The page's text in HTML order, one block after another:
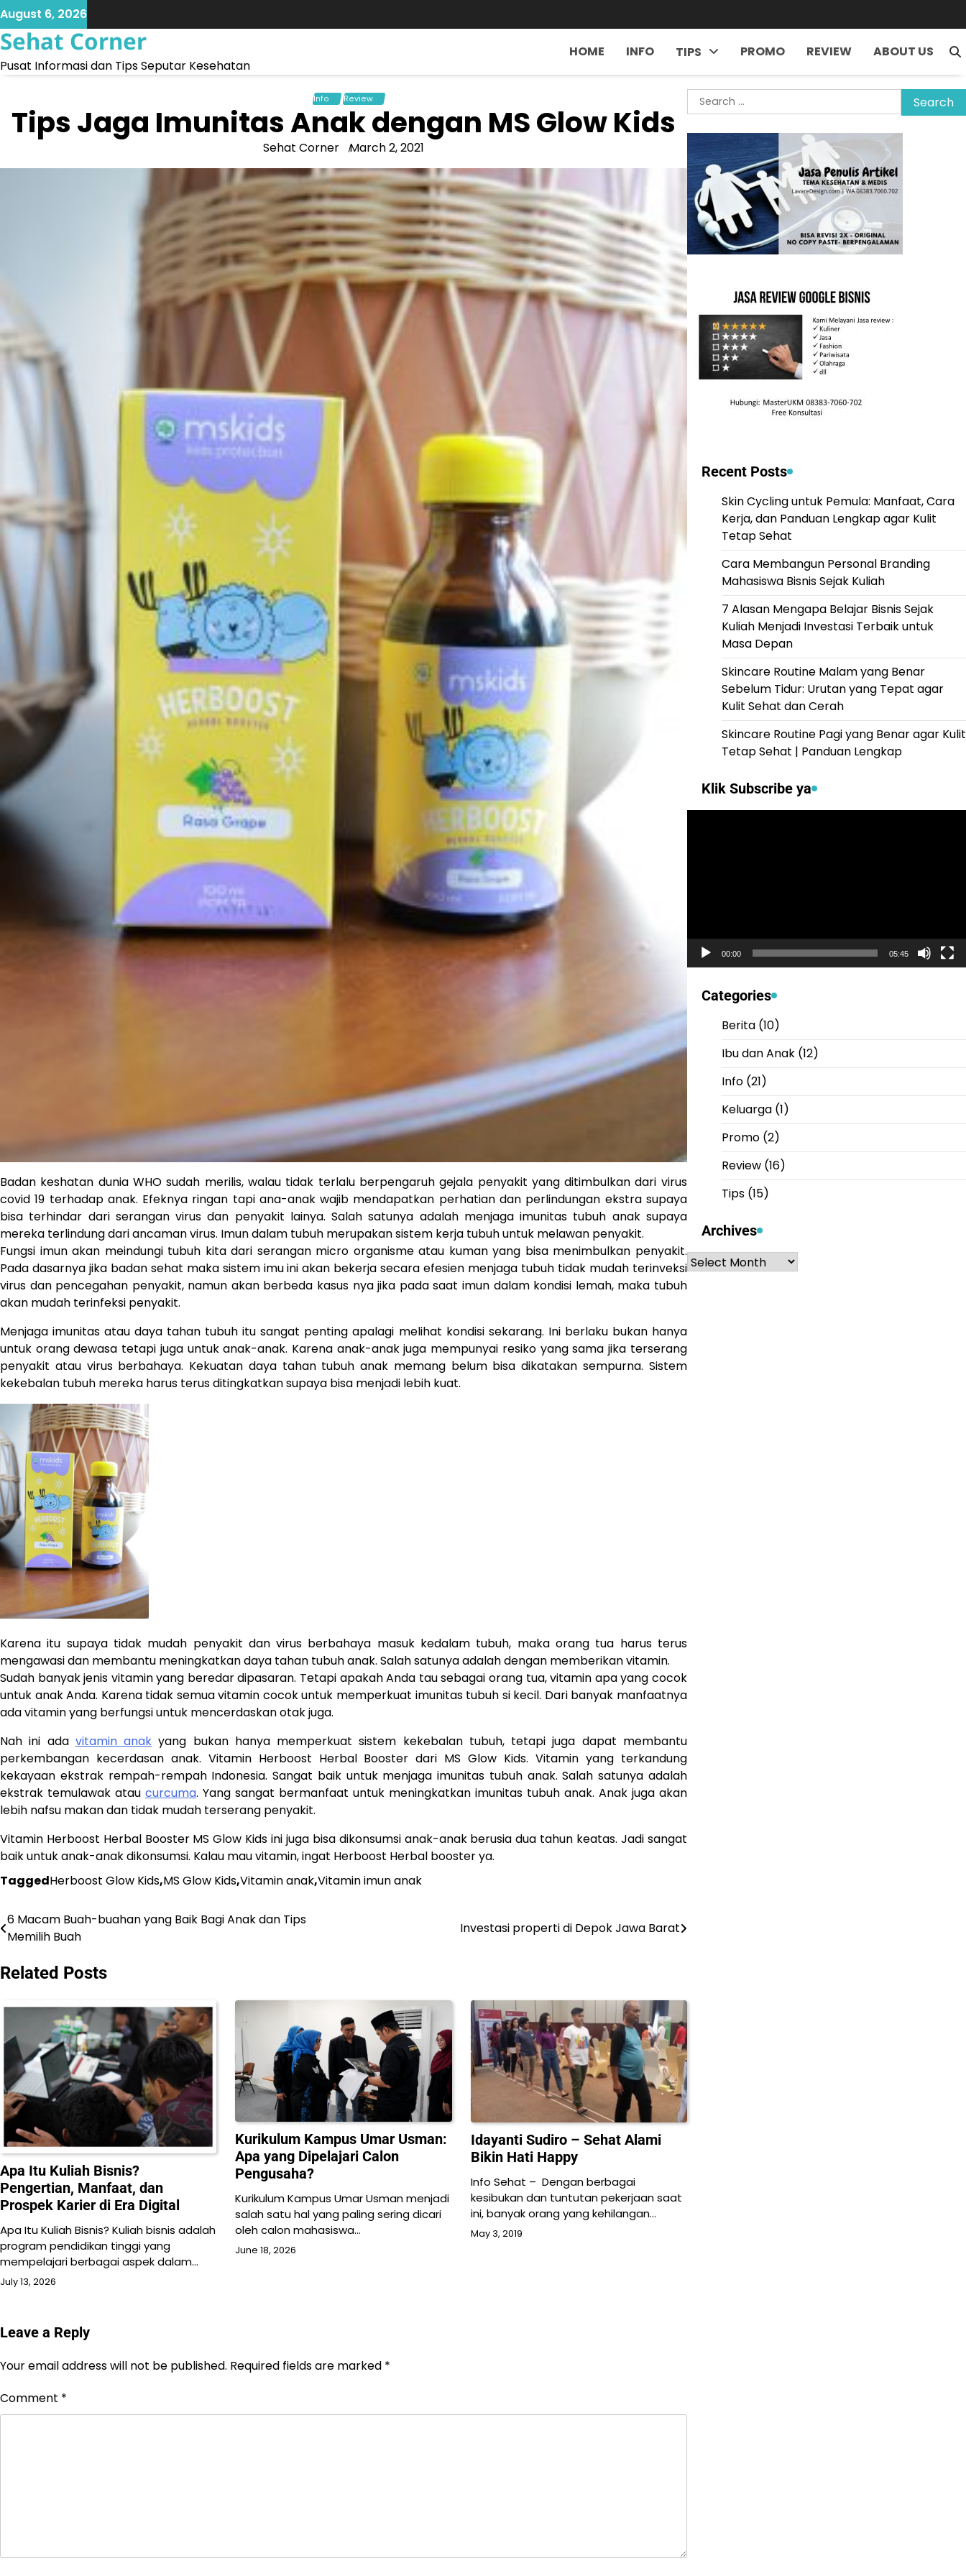
Skip
to
content
August 6, 2026
Sehat Corner
Pusat Informasi dan Tips Seputar Kesehatan
HOME INFO TIPS PROMO REVIEW ABOUT US
Info Review
Tips Jaga Imunitas Anak dengan MS Glow Kids
Sehat Corner March 2, 2021
Badan keshatan dunia WHO sudah merilis, walau tidak terlalu berpengaruh gejala penyakit yang ditimbulkan dari virus
covid 19 terhadap anak. Efeknya ringan tapi ana-anak wajib mendapatkan perhatian dan perlindungan ekstra supaya
bisa terhindar dari serangan virus dan penyakit lainya. Salah satunya adalah menjaga imunitas tubuh anak supaya
mereka terlindung dari ancaman virus. Imun dalam tubuh merupakan sistem kerja tubuh untuk melawan penyakit.
Fungsi imun akan meindungi tubuh kita dari serangan micro organisme atau kuman yang bisa menimbulkan penyakit.
Pada dasarnya jika badan sehat maka sistem imu ini akan bekerja secara efesien menjaga tubuh tidak mudah terinveksi
virus dan pencegahan penyakit, namun akan berbeda kasus nya jika pada saat imun dalam kondisi lemah, maka tubuh
akan mudah terinfeksi penyakit.
Menjaga imunitas atau daya tahan tubuh itu sangat penting apalagi melihat kondisi sekarang. Ini berlaku bukan hanya
untuk orang dewasa tetapi juga untuk anak-anak. Karena anak-anak juga mempunyai resiko yang sama jika terserang
penyakit atau virus berbahaya. Kekuatan daya tahan tubuh anak memang belum bisa dikatakan sempurna. Sistem
kekebalan tubuh mereka harus terus ditingkatkan supaya bisa menjadi lebih kuat.
Karena itu supaya tidak mudah penyakit dan virus berbahaya masuk kedalam tubuh, maka orang tua harus terus
mengawasi dan membantu meningkatkan daya tahan tubuh anak. Salah satunya adalah dengan memberikan vitamin.
Sudah banyak jenis vitamin yang beredar dipasaran. Tetapi apakah Anda tau sebagai orang tua, vitamin apa yang cocok
untuk anak Anda. Karena tidak semua vitamin cocok untuk memperkuat imunitas tubuh si kecil. Dari banyak manfaatnya
ada vitamin yang berfungsi untuk mencerdaskan otak juga.
Nah ini ada vitamin anak yang bukan hanya memperkuat sistem kekebalan tubuh, tetapi juga dapat membantu
perkembangan kecerdasan anak. Vitamin Herboost Herbal Booster dari MS Glow Kids. Vitamin yang terkandung
kekayaan ekstrak rempah-rempah Indonesia. Sangat baik untuk menjaga imunitas tubuh anak. Salah satunya adalah
ekstrak temulawak atau curcuma. Yang sangat bermanfaat untuk meningkatkan imunitas tubuh anak. Anak juga akan
lebih nafsu makan dan tidak mudah terserang penyakit.
Vitamin Herboost Herbal Booster MS Glow Kids ini juga bisa dikonsumsi anak-anak berusia dua tahun keatas. Jadi sangat
baik untuk anak-anak dikonsumsi. Kalau mau vitamin, ingat Herboost Herbal booster ya.
TaggedHerboost Glow Kids,MS Glow Kids,Vitamin anak,Vitamin imun anak
Post
6 Macam Buah-buahan yang Baik Bagi Anak dan Tips
Memilih Buah
Investasi properti di Depok Jawa Barat
Related Posts
Apa Itu Kuliah Bisnis?
Pengertian, Manfaat, dan
Prospek Karier di Era Digital
Apa Itu Kuliah Bisnis? Kuliah bisnis adalah
program pendidikan tinggi yang
mempelajari berbagai aspek dalam…
July 13, 2026
Kurikulum Kampus Umar Usman:
Apa yang Dipelajari Calon
Pengusaha?
Kurikulum Kampus Umar Usman menjadi
salah satu hal yang paling sering dicari
oleh calon mahasiswa…
June 18, 2026
Idayanti Sudiro – Sehat Alami
Bikin Hati Happy
Info Sehat – Dengan berbagai
kesibukan dan tuntutan pekerjaan saat
ini, banyak orang yang kehilangan…
May 3, 2019
Leave a Reply
Your email address will not be published. Required fields are marked *
Comment *
Search
for:
Recent Posts
Skin Cycling untuk Pemula: Manfaat, Cara
Kerja, dan Panduan Lengkap agar Kulit
Tetap Sehat
Cara Membangun Personal Branding
Mahasiswa Bisnis Sejak Kuliah
7 Alasan Mengapa Belajar Bisnis Sejak
Kuliah Menjadi Investasi Terbaik untuk
Masa Depan
Skincare Routine Malam yang Benar
Sebelum Tidur: Urutan yang Tepat agar
Kulit Sehat dan Cerah
Skincare Routine Pagi yang Benar agar Kulit
Tetap Sehat | Panduan Lengkap
Klik Subscribe ya
00:00 05:45
Categories
Berita(10)
Ibu dan Anak(12)
Info(21)
Keluarga(1)
Promo(2)
Review(16)
Tips(15)
Archives
Archives